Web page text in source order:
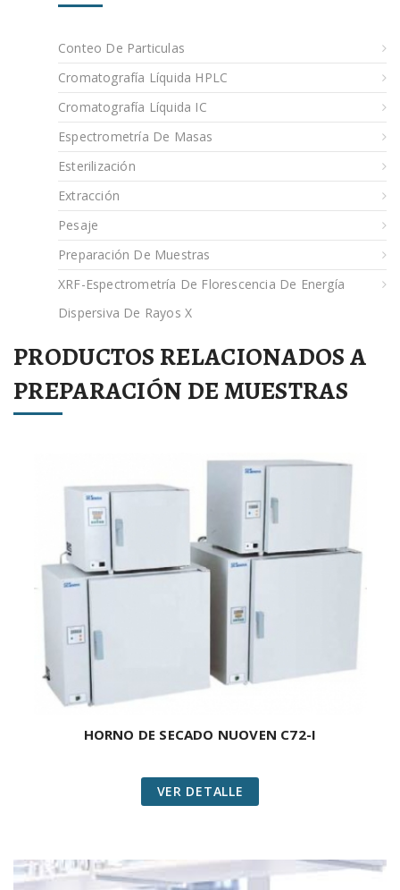
Conteo De Particulas
Cromatografía Líquida HPLC
Cromatografía Líquida IC
Espectrometría De Masas
Esterilización
Extracción
Pesaje
Preparación De Muestras
XRF-Espectrometría De Florescencia De Energía
Dispersiva De Rayos X
PRODUCTOS RELACIONADOS A
PREPARACIÓN DE MUESTRAS
HORNO DE SECADO NUOVEN C72-I
VER DETALLE